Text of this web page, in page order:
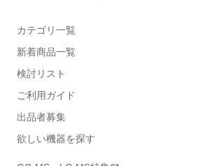
カテゴリ一覧
新着商品一覧
検討リスト
ご利用ガイド
出品者募集
欲しい機器を探す